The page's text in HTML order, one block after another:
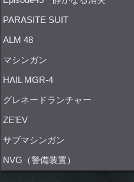
PARASITE SUIT
ALM 48
マシンガン
HAIL MGR-4
グレネードランチャー
ZE'EV
サブマシンガン
NVG（警備装置）